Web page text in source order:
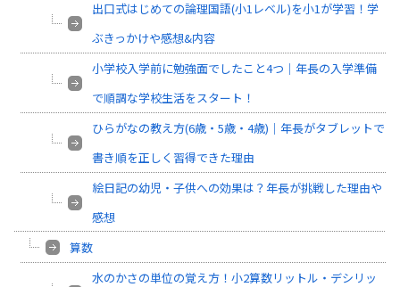
出口式はじめての論理国語(小1レベル)を小1が学習！学
ぶきっかけや感想&内容
小学校入学前に勉強面でしたこと4つ｜年長の入学準備
で順調な学校生活をスタート！
ひらがなの教え方(6歳・5歳・4歳)｜年長がタブレットで
書き順を正しく習得できた理由
絵日記の幼児・子供への効果は？年長が挑戦した理由や
感想
算数
水のかさの単位の覚え方！小2算数リットル・デシリッ